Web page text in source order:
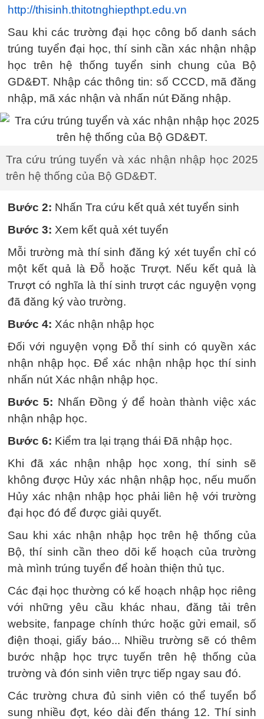
http://thisinh.thitotnghiepthpt.edu.vn
Sau khi các trường đại học công bố danh sách
trúng tuyển đại học, thí sinh cần xác nhận nhập
học trên hệ thống tuyển sinh chung của Bộ
GD&ĐT. Nhập các thông tin: số CCCD, mã đăng
nhập, mã xác nhận và nhấn nút Đăng nhập.
Tra cứu trúng tuyển và xác nhận nhập học 2025
trên hệ thống của Bộ GD&ĐT.
Bước 2: Nhấn Tra cứu kết quả xét tuyển sinh
Bước 3: Xem kết quả xét tuyển
Mỗi trường mà thí sinh đăng ký xét tuyển chỉ có
một kết quả là Đỗ hoặc Trượt. Nếu kết quả là
Trượt có nghĩa là thí sinh trượt các nguyện vọng
đã đăng ký vào trường.
Bước 4: Xác nhận nhập học
Đối với nguyện vọng Đỗ thí sinh có quyền xác
nhận nhập học. Để xác nhận nhập học thí sinh
nhấn nút Xác nhận nhập học.
Bước 5: Nhấn Đồng ý để hoàn thành việc xác
nhận nhập học.
Bước 6: Kiểm tra lại trạng thái Đã nhập học.
Khi đã xác nhận nhập học xong, thí sinh sẽ
không được Hủy xác nhận nhập học, nếu muốn
Hủy xác nhận nhập học phải liên hệ với trường
đại học đó để được giải quyết.
Sau khi xác nhận nhập học trên hệ thống của
Bộ, thí sinh cần theo dõi kế hoạch của trường
mà mình trúng tuyển để hoàn thiện thủ tục.
Các đại học thường có kế hoạch nhập học riêng
với những yêu cầu khác nhau, đăng tải trên
website, fanpage chính thức hoặc gửi email, số
điện thoại, giấy báo... Nhiều trường sẽ có thêm
bước nhập học trực tuyến trên hệ thống của
trường và đón sinh viên trực tiếp ngay sau đó.
Các trường chưa đủ sinh viên có thể tuyển bổ
sung nhiều đợt, kéo dài đến tháng 12. Thí sinh